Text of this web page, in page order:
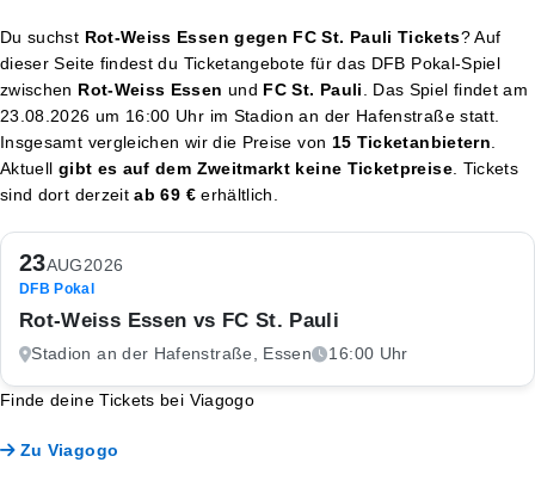
Du suchst Rot-Weiss Essen gegen FC St. Pauli Tickets? Auf
dieser Seite findest du Ticketangebote für das DFB Pokal-Spiel
zwischen Rot-Weiss Essen und FC St. Pauli. Das Spiel findet am
23.08.2026 um 16:00 Uhr im Stadion an der Hafenstraße statt.
Insgesamt vergleichen wir die Preise von 15 Ticketanbietern.
Aktuell gibt es auf dem Zweitmarkt keine Ticketpreise. Tickets
sind dort derzeitab 69 €erhältlich.
23AUG2026
DFB Pokal
Rot-Weiss Essen vs FC St. Pauli
Stadion an der Hafenstraße, Essen 16:00 Uhr
Finde deine Tickets bei Viagogo
Zu Viagogo